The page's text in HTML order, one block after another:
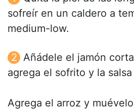
sofreír en un caldero a
medium-low.
Añádele el jamón
agrega el sofrito y la
Agrega el arroz y